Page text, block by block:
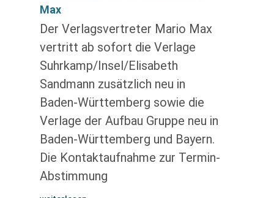
Max
Der Verlagsvertreter Mario Max
vertritt ab sofort die Verlage
Suhrkamp/Insel/Elisabeth
Sandmann zusätzlich neu in
Baden-Württemberg sowie die
Verlage der Aufbau Gruppe neu in
Baden-Württemberg und Bayern.
Die Kontaktaufnahme zur Termin-
Abstimmung